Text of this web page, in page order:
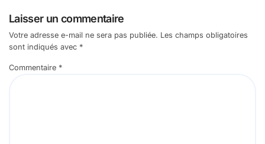
Laisser un commentaire
Votre adresse e-mail ne sera pas publiée. Les champs obligatoires
sont indiqués avec *
Commentaire *